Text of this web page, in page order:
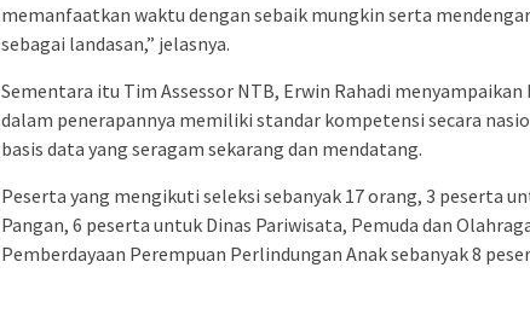
memanfaatkan waktu dengan sebaik mungkin serta
sebagai landasan,” jelasnya.
Sementara itu Tim Assessor NTB, Erwin Rahadi
dalam penerapannya memiliki standar kompetensi secara
basis data yang seragam sekarang dan mendatang.
Peserta yang mengikuti seleksi sebanyak 17 orang, 3 peserta
Pangan, 6 peserta untuk Dinas Pariwisata, Pemuda dan
Pemberdayaan Perempuan Perlindungan Anak sebanyak 8